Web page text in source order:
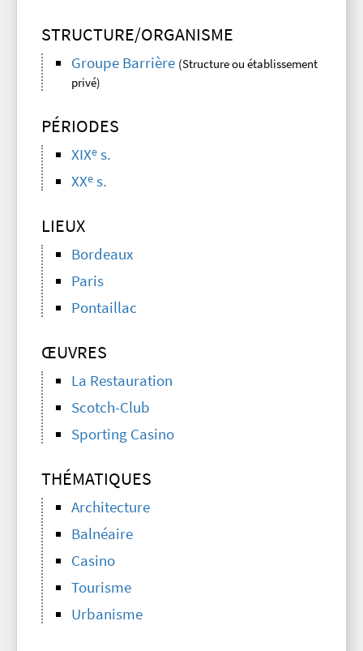
STRUCTURE/ORGANISME
Groupe Barrière (Structure ou établissement
privé)
PÉRIODES
XIXe s.
XXe s.
LIEUX
Bordeaux
Paris
Pontaillac
ŒUVRES
La Restauration
Scotch-Club
Sporting Casino
THÉMATIQUES
Architecture
Balnéaire
Casino
Tourisme
Urbanisme